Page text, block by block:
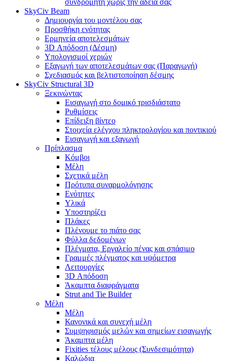
συνδρομητή χωρίς την άδειά σας
SkyCiv Beam
Δημιουργία του μοντέλου σας
Προσθήκη ενότητας
Ερμηνεία αποτελεσμάτων
3D Απόδοση (Δέσμη)
Υπολογισμοί χεριών
Εξαγωγή των αποτελεσμάτων σας (Παραγωγή)
Σχεδιασμός και βελτιστοποίηση δέσμης
SkyCiv Structural 3D
Ξεκινώντας
Εισαγωγή στο δομικό τρισδιάστατο
Ρυθμίσεις
Επίδειξη βίντεο
Στοιχεία ελέγχου πληκτρολογίου και ποντικιού
Εισαγωγή και εξαγωγή
Πρίπλασμα
Κόμβοι
Μέλη
Σχετικά μέλη
Πρότυπα συναρμολόγησης
Ενότητες
Υλικά
Υποστηρίζει
Πλάκες
Πλένουμε το πιάτο σας
Φύλλα δεδομένων
Πλέγματα, Εργαλείο πένας και σπάσιμο
Γραμμές πλέγματος και υψόμετρα
Λειτουργίες
3D Απόδοση
Άκαμπτα διαφράγματα
Strut and Tie Builder
Μέλη
Μέλη
Κανονικά και συνεχή μέλη
Συμψηφισμός μελών και σημείων εισαγωγής
Άκαμπτα μέλη
Fixities τέλους μέλους (Συνδεσιμότητα)
Καλώδια